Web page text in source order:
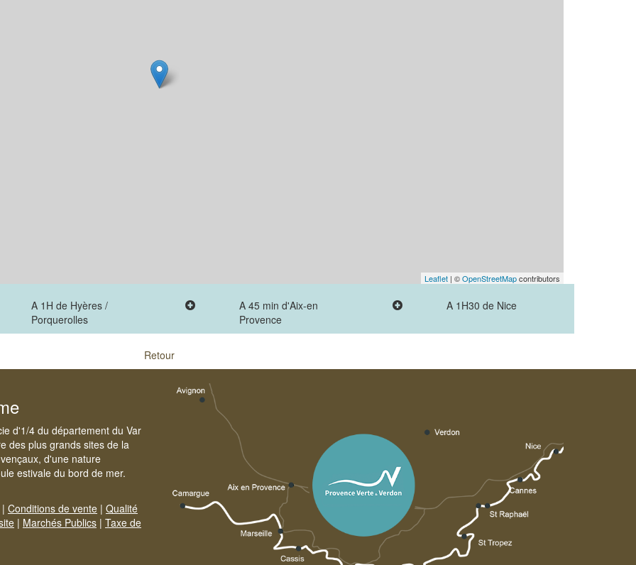
Leaflet | ©OpenStreetMapcontributors
A 1H de Hyères /
Porquerolles
A 45 min d'Aix-en
Provence
A 1H30 de Nice
Retour
d'1/4 du département du Var
des plus grands sites de la
d'une nature
estivale du bord de mer.
| Conditions de vente | Qualité
| Marchés Publics | Taxe de